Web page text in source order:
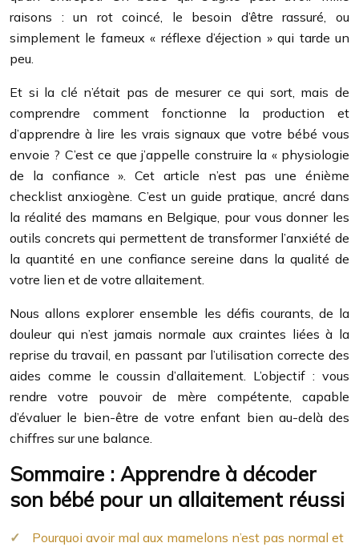
raisons : un rot coincé, le besoin d’être rassuré, ou
simplement le fameux « réflexe d’éjection » qui tarde un
peu.
Et si la clé n’était pas de mesurer ce qui sort, mais de
comprendre comment fonctionne la production et
d’apprendre à lire les vrais signaux que votre bébé vous
envoie ? C’est ce que j’appelle construire la « physiologie
de la confiance ». Cet article n’est pas une énième
checklist anxiogène. C’est un guide pratique, ancré dans
la réalité des mamans en Belgique, pour vous donner les
outils concrets qui permettent de transformer l’anxiété de
la quantité en une confiance sereine dans la qualité de
votre lien et de votre allaitement.
Nous allons explorer ensemble les défis courants, de la
douleur qui n’est jamais normale aux craintes liées à la
reprise du travail, en passant par l’utilisation correcte des
aides comme le coussin d’allaitement. L’objectif : vous
rendre votre pouvoir de mère compétente, capable
d’évaluer le bien-être de votre enfant bien au-delà des
chiffres sur une balance.
Sommaire : Apprendre à décoder
son bébé pour un allaitement réussi
Pourquoi avoir mal aux mamelons n’est pas normal et